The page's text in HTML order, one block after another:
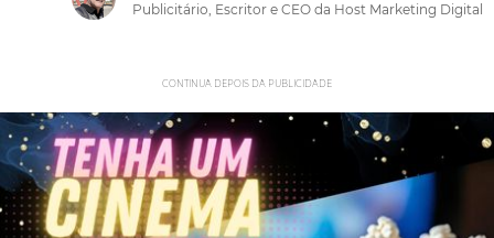
Publicitário, Escritor e CEO da Host Marketing Digital
CONTINUA DEPOIS DA PUBLICIDADE